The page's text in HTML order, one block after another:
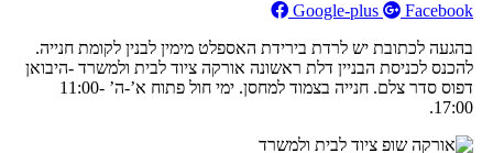
Google-plus
Facebook
בהגעה לכתובת יש לרדת בירידת האספלט מימין לבנין לקומת חנייה.
להכנס לכניסת הבניין דלת ראשונה אורקה ציוד לבית ולמשרד -היבואן
דפוס סדר צלם. חנייה בצמוד למחסן. ימי חול פתוח א’-ה’ 11:00-
17:00.